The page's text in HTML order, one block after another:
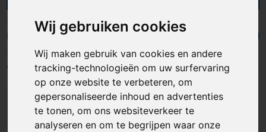
Wij gebruiken cookies
Wij maken gebruik van cookies en andere
tracking-technologieën om uw surfervaring
op onze website te verbeteren, om
gepersonaliseerde inhoud en advertenties
te tonen, om ons websiteverkeer te
analyseren en om te begrijpen waar onze
pen die past bij je wensen. Je kunt deze stylus
pennen bedrukken of graveren op de houder,
bijvoorbeeld met een logo of naam. Met
gepersonaliseerde touch pennen ben je verzekerd
van een multifunctioneel geschenk dat in de
smaak valt en reclame voor je maakt!
Goedkope pennen
Filters